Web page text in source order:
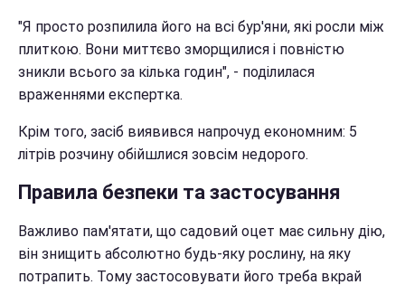
"Я просто розпилила його на всі бур'яни, які росли між
плиткою. Вони миттєво зморщилися і повністю
зникли всього за кілька годин", - поділилася
враженнями експертка.
Крім того, засіб виявився напрочуд економним: 5
літрів розчину обійшлися зовсім недорого.
Правила безпеки та застосування
Важливо пам'ятати, що садовий оцет має сильну дію,
він знищить абсолютно будь-яку рослину, на яку
потрапить. Тому застосовувати його треба вкрай